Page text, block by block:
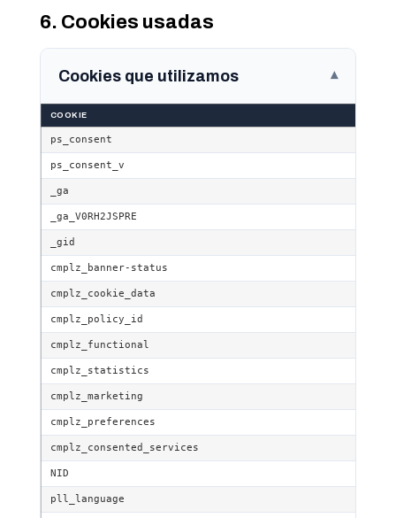
6. Cookies usadas
Cookies que utilizamos ▾
COOKIE
ps_consent
ps_consent_v
_ga
_ga_V0RH2JSPRE
_gid
cmplz_banner-status
cmplz_cookie_data
cmplz_policy_id
cmplz_functional
cmplz_statistics
cmplz_marketing
cmplz_preferences
cmplz_consented_services
NID
pll_language